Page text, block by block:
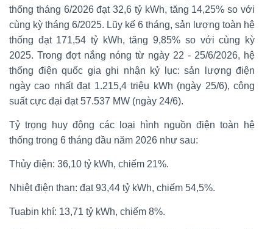
thống tháng 6/2026 đạt 32,6 tỷ kWh, tăng 14,25% so với
cùng kỳ tháng 6/2025. Lũy kế 6 tháng, sản lượng toàn hệ
thống đạt 171,54 tỷ kWh, tăng 9,85% so với cùng kỳ
2025. Trong đợt nắng nóng từ ngày 22 - 25/6/2026, hệ
thống điện quốc gia ghi nhận kỷ lục: sản lượng điện
ngày cao nhất đạt 1.215,4 triệu kWh (ngày 25/6), công
suất cực đại đạt 57.537 MW (ngày 24/6).
Tỷ trọng huy động các loại hình nguồn điện toàn hệ
thống trong 6 tháng đầu năm 2026 như sau:
Thủy điện: 36,10 tỷ kWh, chiếm 21%.
Nhiệt điện than: đạt 93,44 tỷ kWh, chiếm 54,5%.
Tuabin khí: 13,71 tỷ kWh, chiếm 8%.